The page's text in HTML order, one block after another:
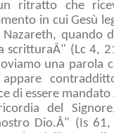
ritratto che
in cui Gesù
quando
scritturaÂ" (Lc 4,
una parola
di essere
del
Dio.Â" (Is 61,